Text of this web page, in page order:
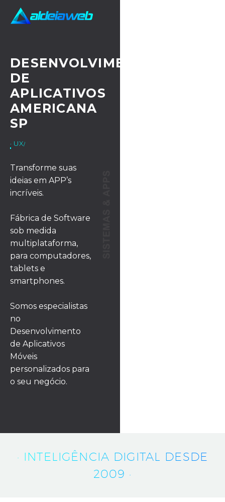
DESENVOLVIMENTO
DE
APLICATIVOS
AMERICANA
SP
· UX/UI DESIGN
Transforme suas
ideias em APP’s
incríveis.
Fábrica de Software
sob medida
multiplataforma,
para computadores,
tablets e
smartphones.
Somos especialistas
no
Desenvolvimento
de Aplicativos
Móveis
personalizados para
o seu negócio.
· INTELIGÊNCIA DIGITAL DESDE
2009 ·